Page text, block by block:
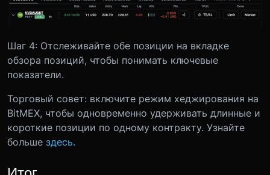
Шаг 4: Отслеживайте обе позиции на вкладке
обзора позиций, чтобы понимать ключевые
показатели.
Торговый совет: включите режим хеджирования на
BitMEX, чтобы одновременно удерживать длинные и
короткие позиции по одному контракту. Узнайте
больше здесь.